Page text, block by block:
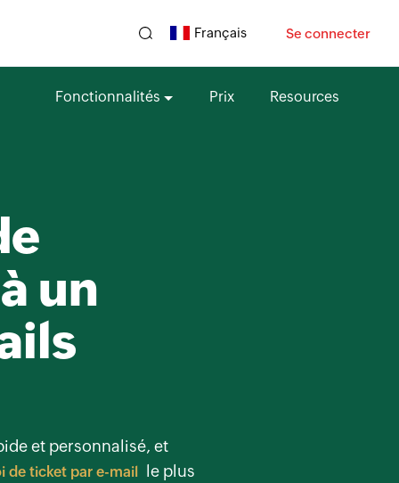
Français Se connecter
Fonctionnalités Prix Resources
un
et personnalisé, et
de ticket par e-mail le plus